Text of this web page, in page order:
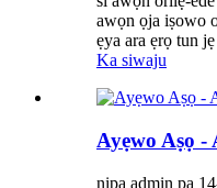
awọn ọja iṣowo
ẹya ara ẹrọ tun
Ka siwaju
Ayẹwo Aṣọ
nipa admin pa